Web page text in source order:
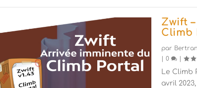
Zwift
Climb
par
0
Le Climb
avril